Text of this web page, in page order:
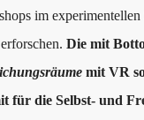
im
Die mit
mit VR
für die Selbst- und